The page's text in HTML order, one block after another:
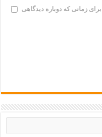
زمانی که دوباره دیدگاهی